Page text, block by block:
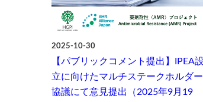
2025-10-30
【パブリックコメント提出】IPEA設
立に向けたマルチステークホルダー
協議にて意見提出（2025年9月19